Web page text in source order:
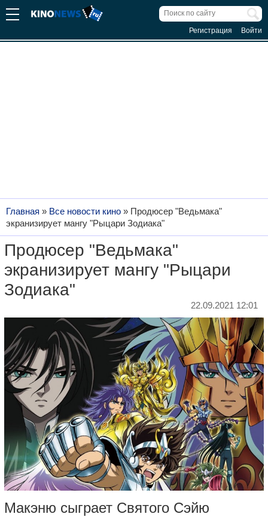
Регистрация Войти
Главная » Все новости кино » Продюсер "Ведьмака"
экранизирует мангу "Рыцари Зодиака"
Продюсер "Ведьмака"
экранизирует мангу "Рыцари
Зодиака"
22.09.2021 12:01
Макэню сыграет Святого Сэйю